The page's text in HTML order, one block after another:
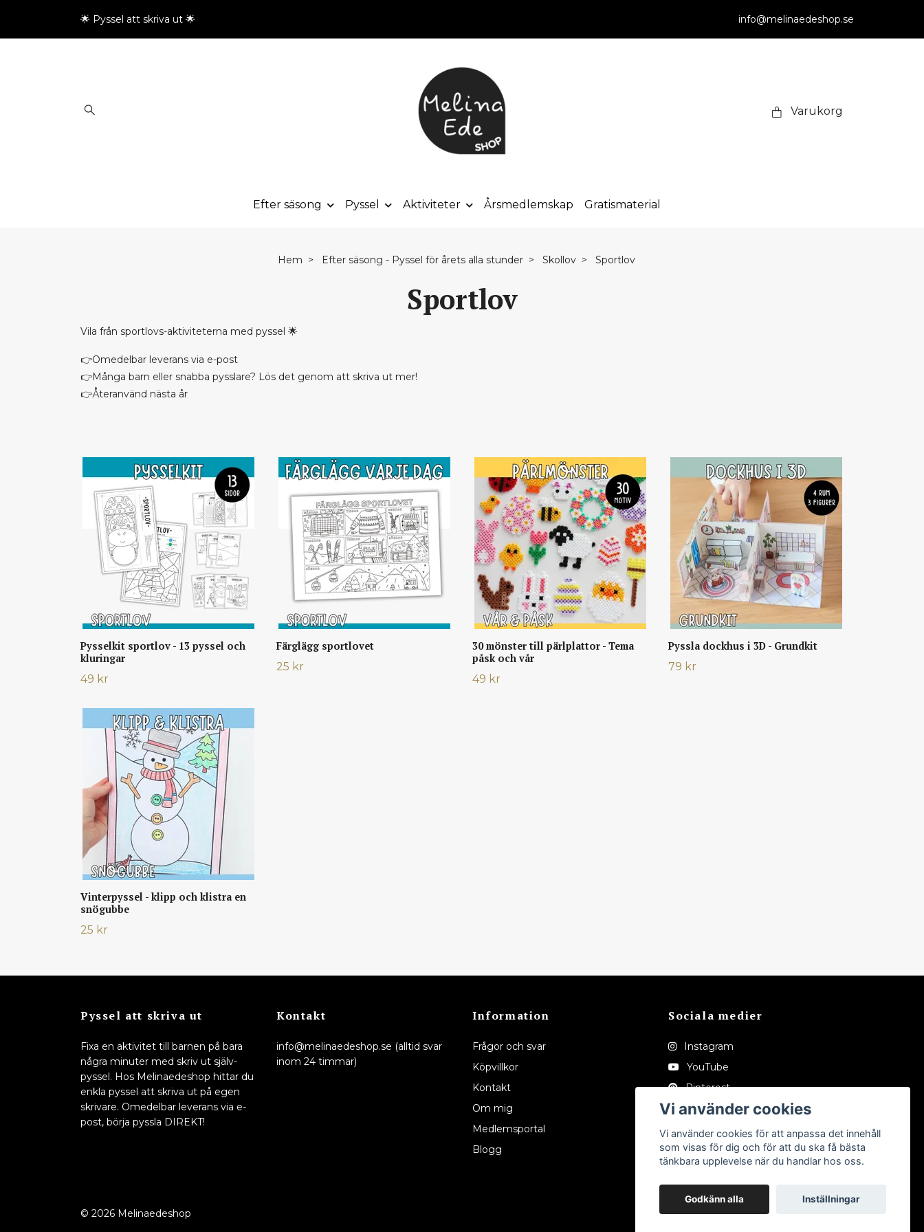
🌟 Pyssel att skriva ut 🌟 info@melinaedeshop.se
Varukorg
Efter säsong Pyssel Aktiviteter Årsmedlemskap Gratismaterial
Hem Efter säsong - Pyssel för årets alla stunder Skollov Sportlov
Sportlov
Vila från sportlovs-aktiviteterna med pyssel 🌟
👉Omedelbar leverans via e-post
👉Många barn eller snabba pysslare? Lös det genom att skriva ut mer!
👉Återanvänd nästa år
Pysselkit sportlov - 13 pyssel och
kluringar
49 kr
Färglägg sportlovet
25 kr
30 mönster till pärlplattor - Tema
påsk och vår
49 kr
Pyssla dockhus i 3D - Grundkit
79 kr
Vinterpyssel - klipp och klistra en
snögubbe
25 kr
Pyssel att skriva ut
Fixa en aktivitet till barnen på bara
några minuter med skriv ut själv-
pyssel. Hos Melinaedeshop hittar du
enkla pyssel att skriva ut på egen
skrivare. Omedelbar leverans via e-
post, börja pyssla DIREKT!
Kontakt
info@melinaedeshop.se (alltid svar
inom 24 timmar)
Information
Frågor och svar
Köpvillkor
Kontakt
Om mig
Medlemsportal
Blogg
Sociala medier
Instagram
YouTube
Pinterest
Tiktok
© 2026 Melinaedeshop
Vi använder cookies
Vi använder cookies för att anpassa det innehåll
som visas för dig och för att du ska få bästa
tänkbara upplevelse när du handlar hos oss.
Godkänn alla Inställningar